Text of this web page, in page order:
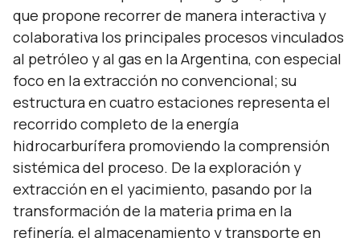
que propone recorrer de manera interactiva y
colaborativa los principales procesos vinculados
al petróleo y al gas en la Argentina, con especial
foco en la extracción no convencional; su
estructura en cuatro estaciones representa el
recorrido completo de la energía
hidrocarburífera promoviendo la comprensión
sistémica del proceso. De la exploración y
extracción en el yacimiento, pasando por la
transformación de la materia prima en la
refinería, el almacenamiento y transporte en